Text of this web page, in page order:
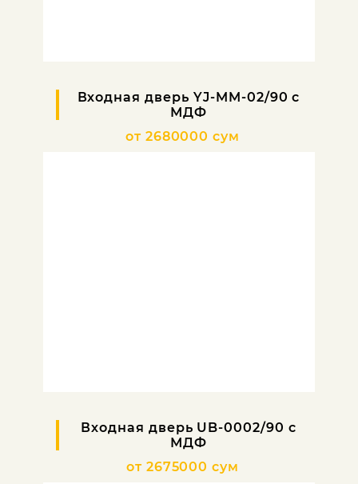
Входная дверь YJ-MM-02/90 с
МДФ
от 2680000 сум
Входная дверь UB-0002/90 с
МДФ
от 2675000 сум